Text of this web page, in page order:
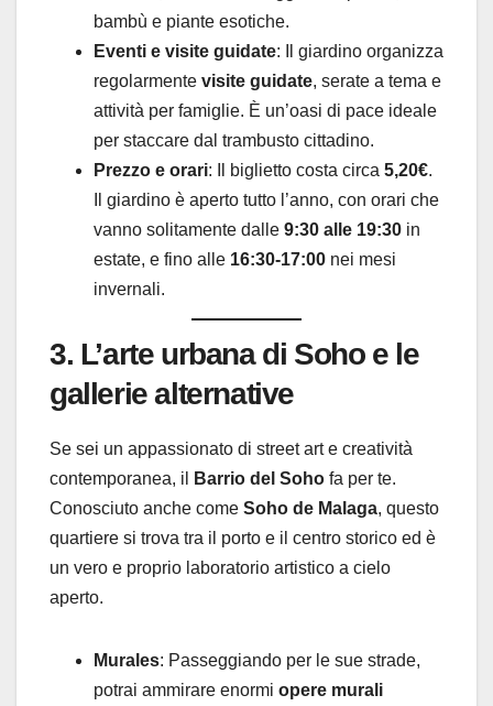
bambù e piante esotiche.
Eventi e visite guidate: Il giardino organizza
regolarmente visite guidate, serate a tema e
attività per famiglie. È un’oasi di pace ideale
per staccare dal trambusto cittadino.
Prezzo e orari: Il biglietto costa circa 5,20€.
Il giardino è aperto tutto l’anno, con orari che
vanno solitamente dalle 9:30 alle 19:30 in
estate, e fino alle 16:30-17:00 nei mesi
invernali.
3. L’arte urbana di Soho e le
gallerie alternative
Se sei un appassionato di street art e creatività
contemporanea, il
Barrio del Soho fa per te.
Conosciuto anche come Soho de Malaga, questo
quartiere si trova tra il porto e il centro storico ed è
un vero e proprio laboratorio artistico a cielo
aperto.
Murales: Passeggiando per le sue strade,
potrai ammirare enormi opere murali